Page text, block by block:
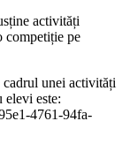
activități
competiție pe
cadrul unei activități
elevi este:
4761-94fa-